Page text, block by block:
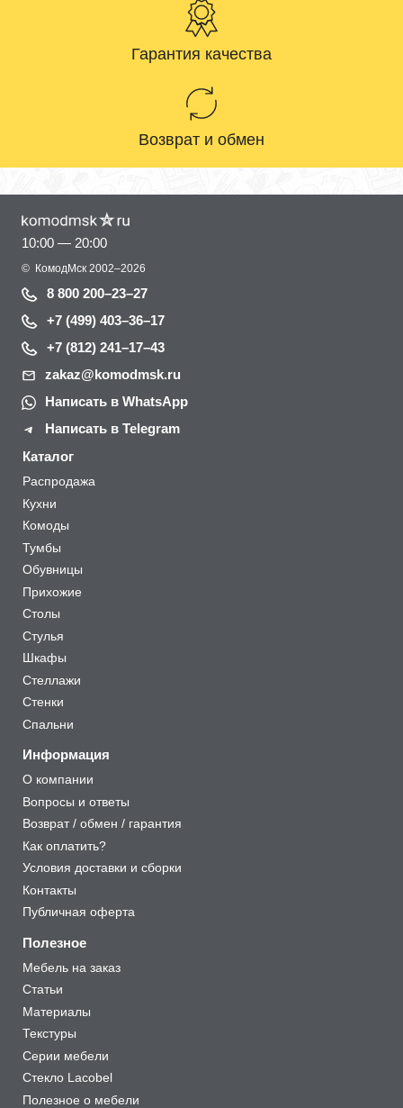
Гарантия качества
Возврат и обмен
10:00 — 20:00
© КомодМск 2002–2026
8 800 200–23–27
+7 (499) 403–36–17
+7 (812) 241–17–43
zakaz@komodmsk.ru
Написать в WhatsApp
Написать в Telegram
Каталог
Распродажа
Кухни
Комоды
Тумбы
Обувницы
Прихожие
Столы
Стулья
Шкафы
Стеллажи
Стенки
Спальни
Информация
О компании
Вопросы и ответы
Возврат / обмен / гарантия
Как оплатить?
Условия доставки и сборки
Контакты
Публичная оферта
Полезное
Мебель на заказ
Статьи
Материалы
Текстуры
Серии мебели
Стекло Lacobel
Полезное о мебели